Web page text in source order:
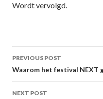
Wordt vervolgd.
Post
navigation
PREVIOUS POST
Waarom het festival NEXT
NEXT POST